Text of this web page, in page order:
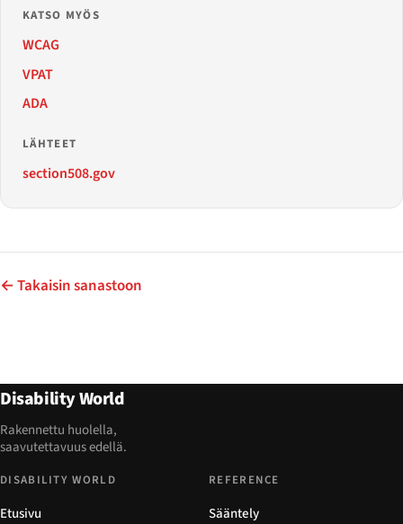
KATSO MYÖS
WCAG
VPAT
ADA
LÄHTEET
section508.gov
← Takaisin sanastoon
Disability World
Rakennettu huolella,
saavutettavuus edellä.
DISABILITY WORLD
Etusivu
REFERENCE
Sääntely